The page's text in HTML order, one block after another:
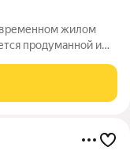
жилом
продуманной и
в 14 и 15 кв.